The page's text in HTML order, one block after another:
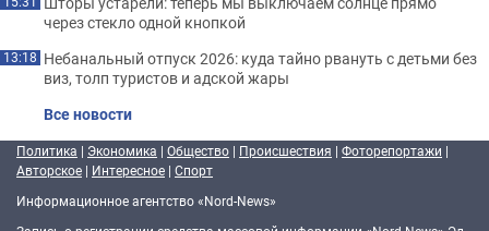
через стекло одной кнопкой
13:18 Небанальный отпуск 2026: куда тайно рвануть с детьми без
виз, толп туристов и адской жары
Все новости
Политика | Экономика | Общество | Происшествия | Фоторепортажи |
Авторское | Интересное | Спорт
Информационное агентство «Nord-News»